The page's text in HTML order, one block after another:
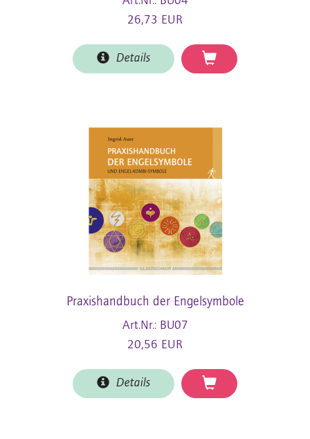
26,73 EUR
Details
Praxishandbuch der Engelsymbole
Art.Nr.: BU07
20,56 EUR
Details